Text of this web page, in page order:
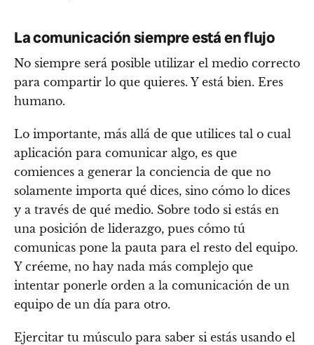
La comunicación siempre está en flujo
No siempre será posible utilizar el medio correcto
para compartir lo que quieres. Y está bien. Eres
humano.
Lo importante, más allá de que utilices tal o cual
aplicación para comunicar algo, es que
comiences a generar la conciencia de que no
solamente importa qué dices, sino cómo lo dices
y a través de qué medio. Sobre todo si estás en
una posición de liderazgo, pues cómo tú
comunicas pone la pauta para el resto del equipo.
Y créeme, no hay nada más complejo que
intentar ponerle orden a la comunicación de un
equipo de un día para otro.
Ejercitar tu músculo para saber si estás usando el